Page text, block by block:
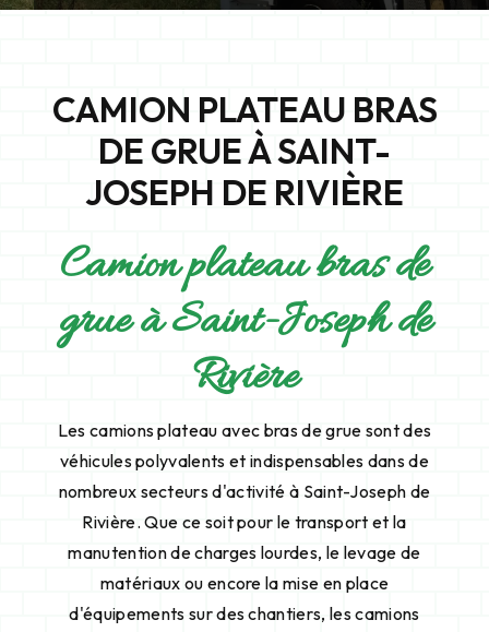
CAMION PLATEAU BRAS
DE GRUE À SAINT-
JOSEPH DE RIVIÈRE
Camion plateau bras de
grue à Saint-Joseph de
Rivière
Les camions plateau avec bras de grue sont des
véhicules polyvalents et indispensables dans de
nombreux secteurs d'activité à Saint-Joseph de
Rivière. Que ce soit pour le transport et la
manutention de charges lourdes, le levage de
matériaux ou encore la mise en place
d'équipements sur des chantiers, les camions